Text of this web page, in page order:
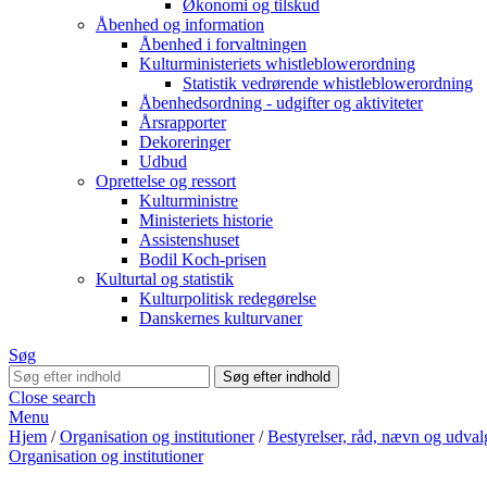
Økonomi og tilskud
Åbenhed og information
Åbenhed i forvaltningen
Kulturministeriets whistleblowerordning
Statistik vedrørende whistleblowerordning
Åbenhedsordning - udgifter og aktiviteter
Årsrapporter
Dekoreringer
Udbud
Oprettelse og ressort
Kulturministre
Ministeriets historie
Assistenshuset
Bodil Koch-prisen
Kulturtal og statistik
Kulturpolitisk redegørelse
Danskernes kulturvaner
Søg
Close search
Menu
Hjem /Organisation og institutioner/Bestyrelser, råd, nævn og
Organisation og institutioner